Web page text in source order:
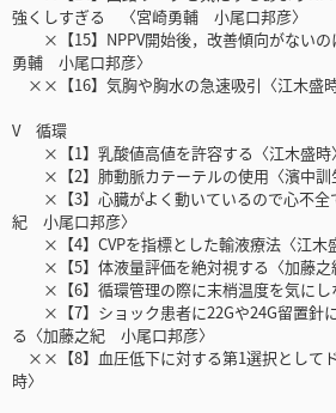
強くしすぎる 〈宮崎勇輔 小尾口邦彦〉
×【15】NPPV開始後，改善傾向がないの
勇輔 小尾口邦彦〉
××【16】気胸や胸水の急速吸引〈江木盛時
V 循環
×【1】乳酸値高値を許容する〈江木盛時
×【2】肺動脈カテーテルの使用〈濱中訓
×【3】心臓がよく動いているので心不全
紀 小尾口邦彦〉
×【4】CVPを指標とした輸液療法〈江木
×【5】体液量評価を絶対視する〈加藤之
×【6】循環管理の際に末梢温度を気にし
×【7】ショック患者に22Gや24G留置針
る〈加藤之紀 小尾口邦彦〉
××【8】血圧低下に対する第1選択として
時〉